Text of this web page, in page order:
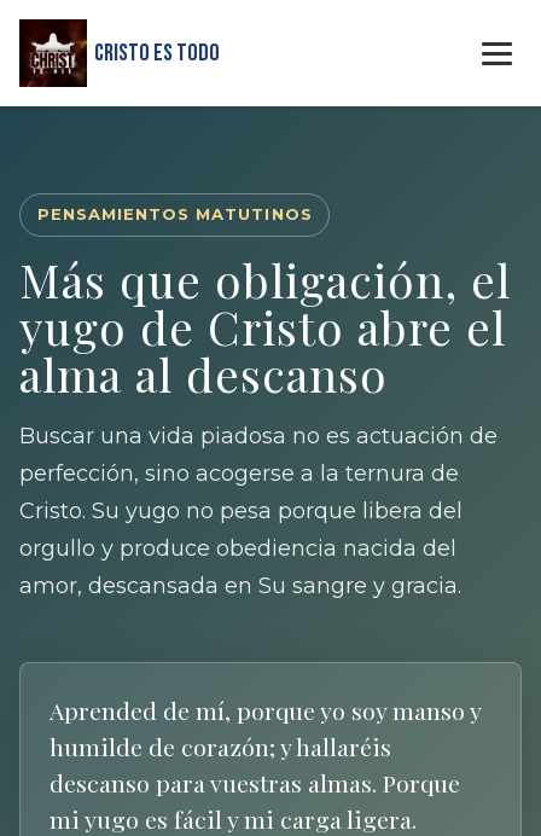
Cristo Es Todo
PENSAMIENTOS MATUTINOS
Más que obligación, el
yugo de Cristo abre el
alma al descanso
Buscar una vida piadosa no es actuación de
perfección, sino acogerse a la ternura de
Cristo. Su yugo no pesa porque libera del
orgullo y produce obediencia nacida del
amor, descansada en Su sangre y gracia.
Aprended de mí, porque yo soy manso y
humilde de corazón; y hallaréis
descanso para vuestras almas. Porque
mi yugo es fácil y mi carga ligera.